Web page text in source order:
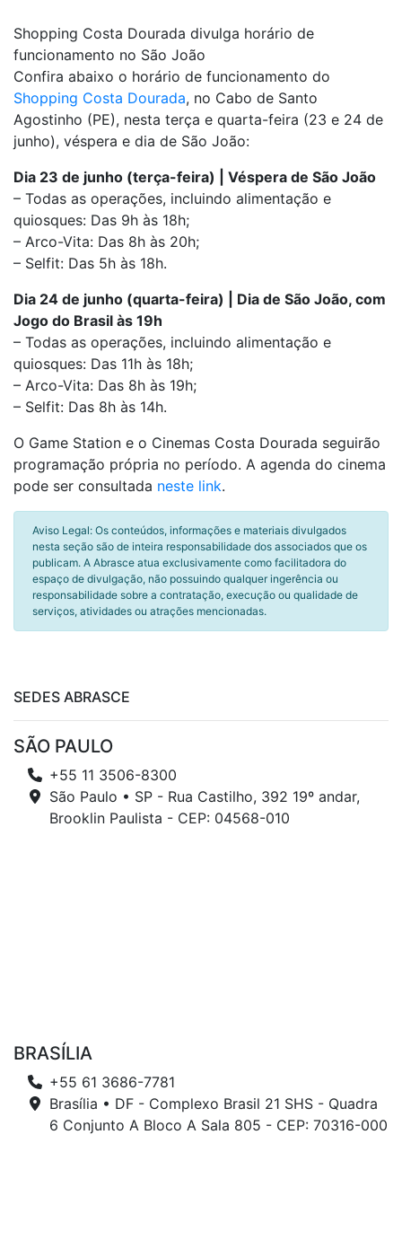
Shopping Costa Dourada divulga horário de
funcionamento no São João
Confira abaixo o horário de funcionamento do
Shopping Costa Dourada, no Cabo de Santo
Agostinho (PE), nesta terça e quarta-feira (23 e 24 de
junho), véspera e dia de São João:
Dia 23 de junho (terça-feira) | Véspera de São João
– Todas as operações, incluindo alimentação e
quiosques: Das 9h às 18h;
– Arco-Vita: Das 8h às 20h;
– Selfit: Das 5h às 18h.
Dia 24 de junho (quarta-feira) | Dia de São João, com
Jogo do Brasil às 19h
– Todas as operações, incluindo alimentação e
quiosques: Das 11h às 18h;
– Arco-Vita: Das 8h às 19h;
– Selfit: Das 8h às 14h.
O Game Station e o Cinemas Costa Dourada seguirão
programação própria no período. A agenda do cinema
pode ser consultada neste link.
Aviso Legal: Os conteúdos, informações e materiais divulgados
nesta seção são de inteira responsabilidade dos associados que os
publicam. A Abrasce atua exclusivamente como facilitadora do
espaço de divulgação, não possuindo qualquer ingerência ou
responsabilidade sobre a contratação, execução ou qualidade de
serviços, atividades ou atrações mencionadas.
SEDES ABRASCE
SÃO PAULO
+55 11 3506-8300
São Paulo • SP - Rua Castilho, 392 19º andar,
Brooklin Paulista - CEP: 04568-010
BRASÍLIA
+55 61 3686-7781
Brasília • DF - Complexo Brasil 21 SHS - Quadra
6 Conjunto A Bloco A Sala 805 - CEP: 70316-000